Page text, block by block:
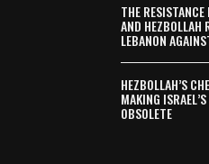
THE
AND HEZBOLLAH
LEBANON
HEZBOLLAH’S
MAKING
OBSOLETE